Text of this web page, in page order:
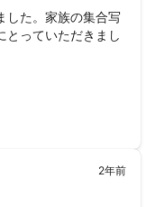
した。家族の集合写
とっていただきまし
く仕上げていただ
！
2年前